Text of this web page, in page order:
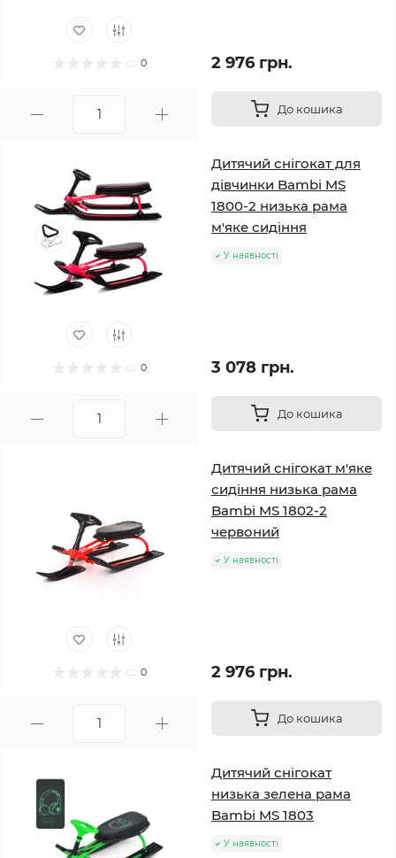
0 2 976 грн.
До кошика
0
Дитячий снігокат для
дівчинки Bambi MS
1800-2 низька рама
м'яке сидіння
У наявності
3 078 грн.
До кошика
0
Дитячий снігокат м'яке
сидіння низька рама
Bambi MS 1802-2
червоний
У наявності
2 976 грн.
До кошика
Дитячий снігокат
низька зелена рама
Bambi MS 1803
У наявності